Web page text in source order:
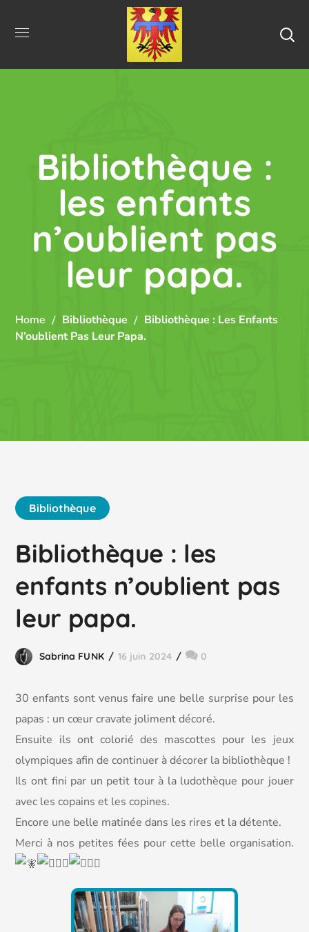
Bibliothèque :
les enfants
n’oublient pas
leur papa.
Home Bibliothèque
Bibliothèque : Les Enfants
N’oublient Pas Leur Papa.
Bibliothèque
Bibliothèque : les
enfants n’oublient pas
leur papa.
Sabrina FUNK 16 juin 2024 0
30 enfants sont venus faire une belle surprise pour les
papas : un cœur cravate joliment décoré.
Ensuite ils ont colorié des mascottes pour les jeux
olympiques afin de continuer à décorer la bibliothèque !
Ils ont fini par un petit tour à la ludothèque pour jouer
avec les copains et les copines.
Encore une belle matinée dans les rires et la détente.
Merci à nos petites fées pour cette belle organisation.